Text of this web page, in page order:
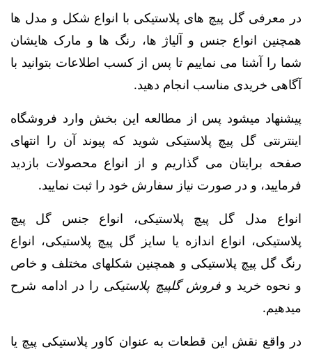
در معرفی گل پیچ های پلاستیکی با انواع شکل و مدل ها
همچنین انواع جنس و آلیاژ ها، رنگ ها و مارک هایشان
شما را آشنا می نماییم تا پس از کسب اطلاعات بتوانید با
آگاهی خریدی مناسب انجام دهید.
پیشنهاد میشود پس از مطالعه این بخش وارد فروشگاه
اینترنتی گل پیچ پلاستیکی شوید که پیوند آن را انتهای
صفحه برایتان می گذاریم و از انواع محصولات بازدید
فرمایید، و در صورت نیاز سفارش خود را ثبت نمایید.
انواع مدل گل پیچ پلاستیکی، انواع جنس گل پیچ
پلاستیکی، انواع اندازه یا سایز گل پیچ پلاستیکی، انواع
رنگ گل پیچ پلاستیکی و همچنین شکلهای مختلف و خاص
و نحوه خرید وفروش گلپیچ پلاستیکی را در ادامه شرح
میدهیم.
در واقع نقش این قطعات به عنوان کاور پلاستیکی پیچ یا